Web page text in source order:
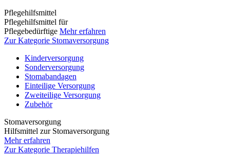
Pflegehilfsmittel
Pflegehilfsmittel für
Pflegebedürftige Mehr erfahren
Zur Kategorie Stomaversorgung
Kinderversorgung
Sonderversorgung
Stomabandagen
Einteilige Versorgung
Zweiteilige Versorgung
Zubehör
Stomaversorgung
Hilfsmittel zur Stomaversorgung
Mehr erfahren
Zur Kategorie Therapiehilfen